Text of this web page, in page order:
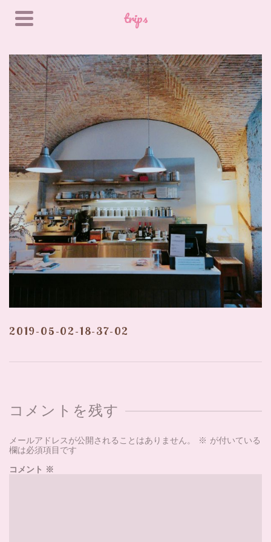
trips
2019-05-02-18-37-02
コメントを残す
メールアドレスが公開されることはありません。 ※ が付いている
欄は必須項目です
コメント ※